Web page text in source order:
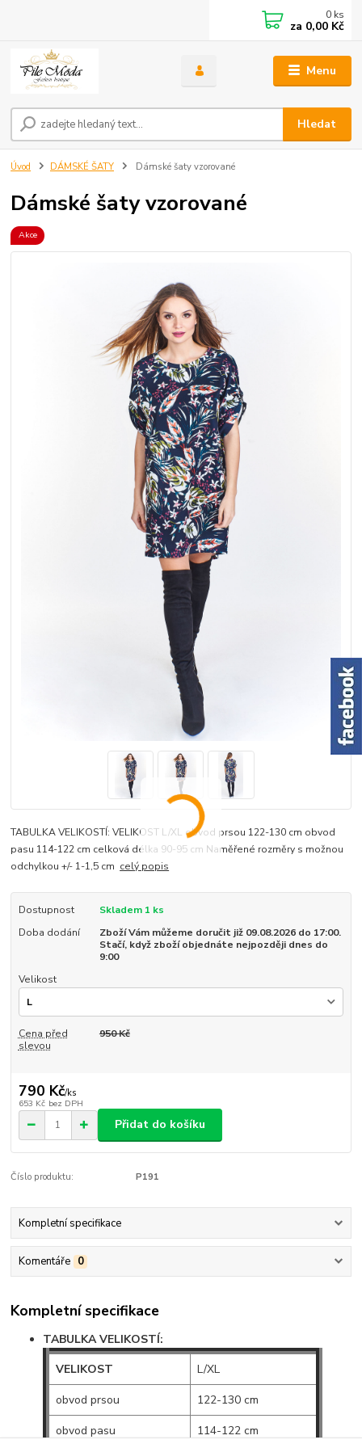
Menu
Hledat
0 ks
za 0,00 Kč
Úvod DÁMSKÉ ŠATY Dámské šaty vzorované
Dámské šaty vzorované
Akce
TABULKA VELIKOSTÍ: VELIKOST L/XL obvod prsou 122-130 cm obvod
pasu 114-122 cm celková délka 90-95 cm Naměřené rozměry s možnou
odchylkou +/- 1-1,5 cm celý popis
Dostupnost
Skladem 1 ks
Doba dodání
Zboží Vám můžeme doručit již 09.08.2026 do 17:00.
Stačí, když zboží objednáte nejpozději dnes do
9:00
Velikost
Cena před
slevou
950 Kč
790 Kč/ks
653 Kč bez DPH
Přidat do košíku
Číslo produktu: P191
Kompletní specifikace
Komentáře 0
Kompletní specifikace
TABULKA VELIKOSTÍ:
VELIKOST
L/XL
obvod prsou
122-130 cm
obvod pasu
114-122 cm